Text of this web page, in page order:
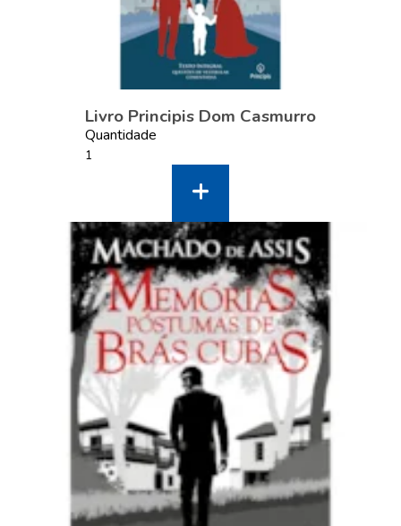
Livro Principis Dom Casmurro
Quantidade